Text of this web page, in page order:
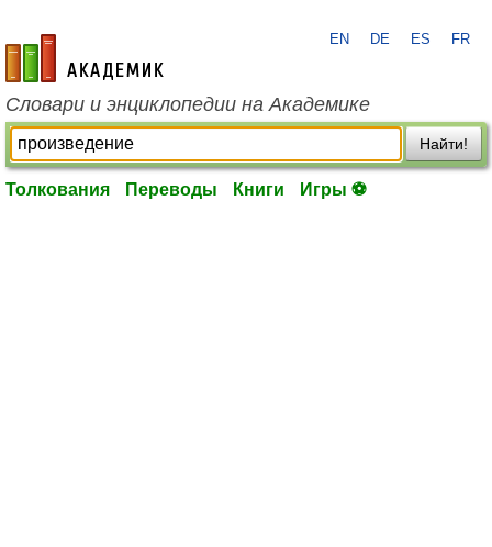
academic.ru
EN DE ES FR
Словари и энциклопедии на Академике
Найти!
Толкования Переводы Книги Игры ⚽